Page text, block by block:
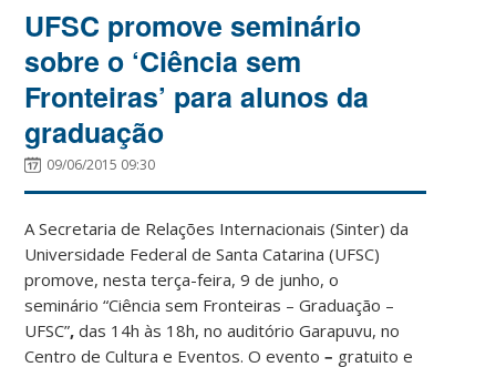
UFSC promove seminário
sobre o ‘Ciência sem
Fronteiras’ para alunos da
graduação
09/06/2015 09:30
A Secretaria de Relações Internacionais (Sinter) da
Universidade Federal de Santa Catarina (UFSC)
promove, nesta terça-feira, 9 de junho, o
seminário “Ciência sem Fronteiras – Graduação –
UFSC”, das 14h às 18h, no auditório Garapuvu, no
Centro de Cultura e Eventos. O evento– gratuito e